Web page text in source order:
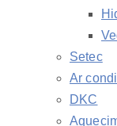
Setec
Ar
DKC